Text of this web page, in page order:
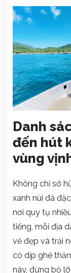
Danh
đến hút
vùng
Không chỉ sở
xanh núi đá
nơi quy tụ
tiếng, mỗi địa
vẻ đẹp và trải
có dịp ghé
này, đừng bỏ